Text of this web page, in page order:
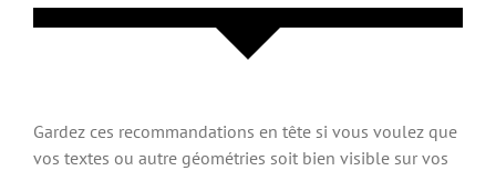
Gardez ces recommandations en tête si vous voulez que
vos textes ou autre géométries soit bien visible sur vos